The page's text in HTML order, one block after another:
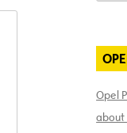
Opel
about